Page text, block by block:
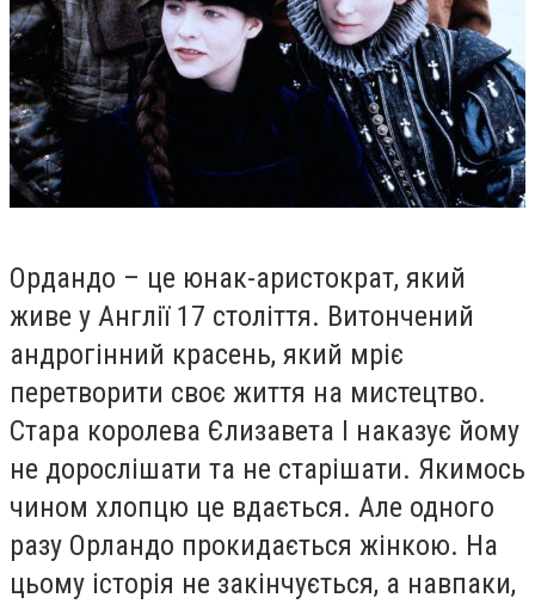
Ордандо – це юнак-аристократ, який
живе у Англії 17 століття. Витончений
андрогінний красень, який мріє
перетворити своє життя на мистецтво.
Стара королева Єлизавета I наказує йому
не дорослішати та не старішати. Якимось
чином хлопцю це вдається. Але одного
разу Орландо прокидається жінкою. На
цьому історія не закінчується, а навпаки,